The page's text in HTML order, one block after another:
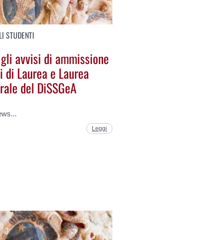
STUDENTI
avvisi di ammissione
di Laurea e Laurea
del DiSSGeA
Leggi